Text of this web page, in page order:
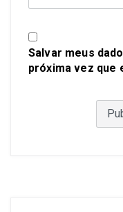
Salvar meus
próxima vez que